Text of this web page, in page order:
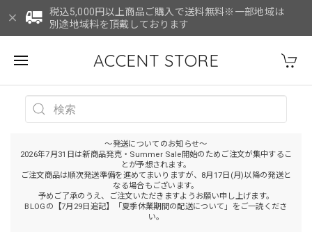
税込5,000円以上商品ご購入で送料無料※一部地域は
別途地域料を頂戴しております
ACCENT STORE
～発送についてのお知らせ～
2026年7月31日は新商品発売・Summer Sale開始のためご注文が集中するこ
とが予想されます。
ご注文商品は順次発送準備を進めてまいりますが、8月17日(月)以降の発送と
なる場合もございます。
予めご了承のうえ、ご注文いただきますようお願い申し上げます。
BLOGの【7月29日追記】「夏季休業期間の配送について」をご一読くださ
い。